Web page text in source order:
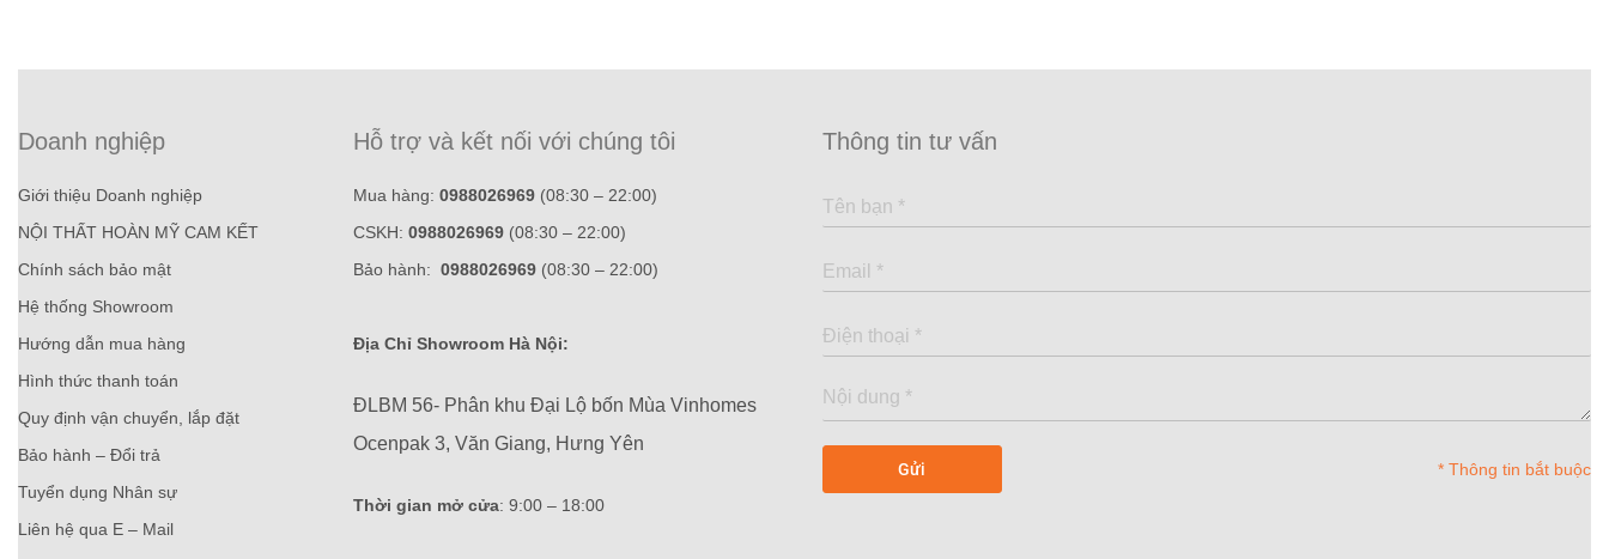
Doanh nghiệp
Giới thiệu Doanh nghiệp
NỘI THẤT HOÀN MỸ CAM KẾT
Chính sách bảo mật
Hệ thống Showroom
Hướng dẫn mua hàng
Hình thức thanh toán
Quy định vận chuyển, lắp đặt
Bảo hành – Đổi trả
Tuyển dụng Nhân sự
Liên hệ qua E – Mail
Hỗ trợ và kết nối với chúng tôi
Mua hàng: 0988026969(08:30 – 22:00)
CSKH: 0988026969(08:30 – 22:00)
Bảo hành: 0988026969(08:30 – 22:00)
Địa Chỉ Showroom Hà Nội:
ĐLBM 56- Phân khu Đại Lộ bốn Mùa Vinhomes
Ocenpak 3, Văn Giang, Hưng Yên
Thời gian mở cửa: 9:00 – 18:00
Thông tin tư vấn
* Thông tin bắt buộc